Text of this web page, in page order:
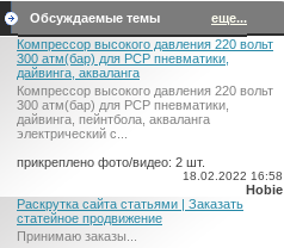
Обсуждаемые темы
еще...
Компрессор высокого давления 220 вольт
300 атм(бар) для PCP пневматики,
дайвинга, акваланга
Компрессор высокого давления 220 вольт
300 атм(бар) для PCP пневматики,
дайвинга, пейнтбола, акваланга
электрический c...
прикреплено фото/видео: 2 шт.
18.02.2022 16:58
Hobie
Раскрутка сайта статьями | Заказать
статейное продвижение
Принимаю заказы...